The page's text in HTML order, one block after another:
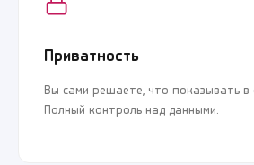
Приватность
Вы сами решаете, что показывать в
Полный контроль над данными.